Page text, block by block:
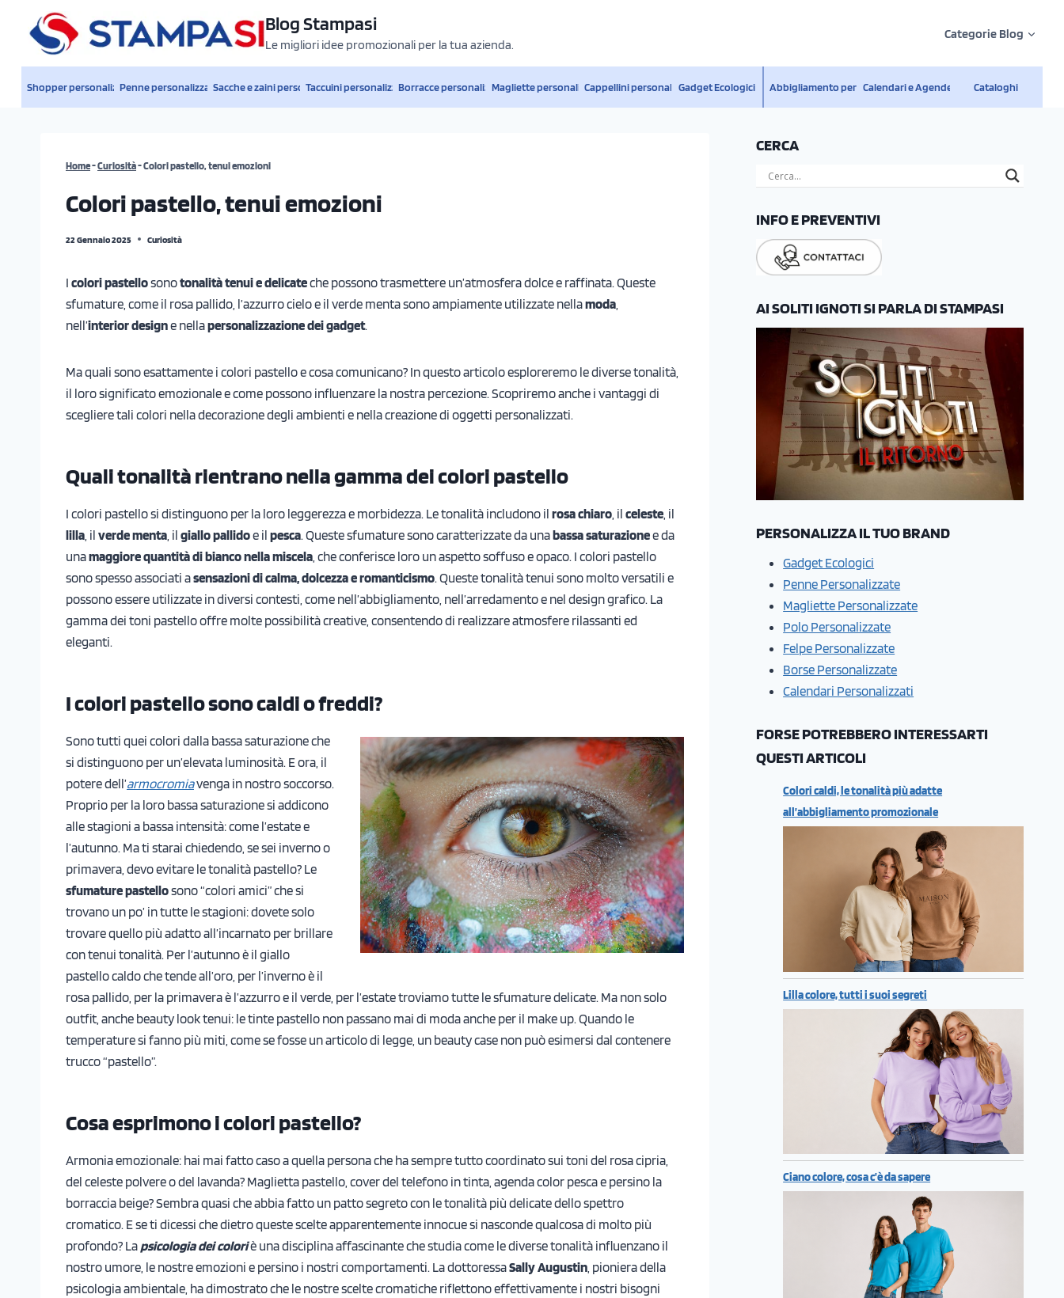
contenuto
Blog Stampasi
Le migliori idee promozionali per la tua azienda.
Categorie Blog
Shopper personalizzatePenne personalizzateSacche e zaini personalizzatiTaccuini personalizzatiBorracce personalizzateMagliette personalizzateCappellini personalizzatiGadget Ecologici Abbigliamento personalizzato
Calendari e Agende Cataloghi
Home-Curiosità-Colori pastello, tenui emozioni
Colori pastello, tenui emozioni
22 Gennaio 2025 Curiosità
I colori pastellosonotonalità tenui e delicateche possono trasmettere un’atmosfera dolce e raffinata. Queste
sfumature, come il rosa pallido, l’azzurro cielo e il verde menta sono ampiamente utilizzate nellamoda
nell’interior designe nellapersonalizzazione dei gadget.
Ma quali sono esattamente i colori pastello e cosa comunicano? In questo articolo esploreremo le diverse tonalità,
il loro significato emozionale e come possono influenzare la nostra percezione. Scopriremo anche i vantaggi di
scegliere tali colori nella decorazione degli ambienti e nella creazione di oggetti personalizzati.
Quali tonalità rientrano nella gamma dei colori pastello
I colori pastello si distinguono per la loro leggerezza e morbidezza. Le tonalità includono il rosa chiaro , il celeste , il
lilla , il verde menta , il giallo pallidoe il pesca. Queste sfumature sono caratterizzate da unabassa saturazionee da
unamaggiore quantità di bianco nella miscela , che conferisce loro un aspetto soffuso e opaco. I colori pastello
sono spesso associati asensazioni di calma, dolcezza e romanticismo. Queste tonalità tenui sono molto versatili e
possono essere utilizzate in diversi contesti, come nell’abbigliamento, nell’arredamento e nel design grafico. La
gamma dei toni pastello offre molte possibilità creative, consentendo di realizzare atmosfere rilassanti ed
eleganti.
I colori pastello sono caldi o freddi?
Sono tutti quei colori dalla bassa saturazione che
si distinguono per un’elevata luminosità. E ora, il
potere dell’armocromiavenga in nostro soccorso.
Proprio per la loro bassa saturazione si addicono
alle stagioni a bassa intensità: come l’estate e
l’autunno. Ma ti starai chiedendo, se sei inverno o
primavera, devo evitare le tonalità pastello? Le
sfumature pastellosono “colori amici” che si
trovano un po’ in tutte le stagioni: dovete solo
trovare quello più adatto all’incarnato per brillare
con tenui tonalità. Per l’autunno è il giallo
pastello caldo che tende all’oro, per l’inverno è il
rosa pallido, per la primavera è l’azzurro e il verde, per l’estate troviamo tutte le sfumature delicate. Ma non solo
outfit, anche beauty look tenui: le tinte pastello non passano mai di moda anche per il make up. Quando le
temperature si fanno più miti, come se fosse un articolo di legge, un beauty case non può esimersi dal contenere
trucco “pastello”.
Cosa esprimono i colori pastello?
Armonia emozionale: hai mai fatto caso a quella persona che ha sempre tutto coordinato sui toni del rosa cipria,
del celeste polvere o del lavanda? Maglietta pastello, cover del telefono in tinta, agenda color pesca e persino la
borraccia beige? Sembra quasi che abbia fatto un patto segreto con le tonalità più delicate dello spettro
cromatico. E se ti dicessi che dietro queste scelte apparentemente innocue si nasconde qualcosa di molto più
profondo? La psicologia dei coloriè una disciplina affascinante che studia come le diverse tonalità influenzano il
nostro umore, le nostre emozioni e persino i nostri comportamenti. La dottoressaSally Augustin , pioniera della
psicologia ambientale, ha dimostrato che le nostre scelte cromatiche riflettono effettivamente i nostri bisogni
CERCA
INFO E PREVENTIVI
AI SOLITI IGNOTI SI PARLA DI STAMPASI
PERSONALIZZA IL TUO BRAND
Gadget Ecologici
Penne Personalizzate
Magliette Personalizzate
Polo Personalizzate
Felpe Personalizzate
Borse Personalizzate
Calendari Personalizzati
FORSE POTREBBERO INTERESSARTI
QUESTI ARTICOLI
Colori caldi, le tonalità più adatte
all’abbigliamento promozionale
Lilla colore, tutti i suoi segreti
Ciano colore, cosa c’è da sapere